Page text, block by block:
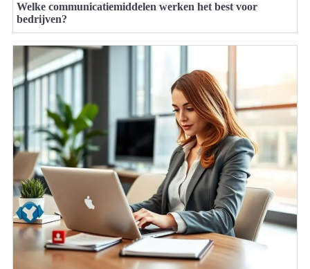
Welke communicatiemiddelen werken het best voor
bedrijven?